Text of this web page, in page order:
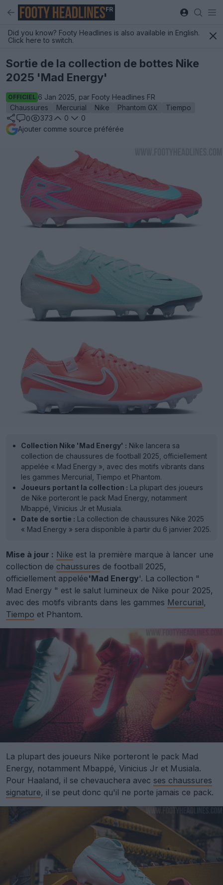
FR
Did you know? Footy Headlines is also available in English.
Click here to switch.
Sortie de la collection de bottes Nike
2025 'Mad Energy'
OFFICIEL 6 Jan 2025, par Footy Headlines FR
Chaussures
Mercurial Nike Phantom GX
Tiempo
0
373 0
0
Ajouter comme source préférée
Collection Nike 'Mad Energy' : Nike lancera sa
collection de chaussures de football 2025, officiellement
appelée « Mad Energy », avec des motifs vibrants dans
les gammes Mercurial, Tiempo et Phantom.
Joueurs portant la collection : La plupart des joueurs
de Nike porteront le pack Mad Energy, notamment
Mbappé, Vinicius Jr et Musiala.
Date de sortie : La collection de chaussures Nike 2025
« Mad Energy » sera disponible à partir du 6 janvier 2025.
Mise à jour : Nike est la première marque à lancer une
collection de chaussures de football 2025,
officiellement appelée'Mad Energy'. La collection "
Mad Energy " est le salut lumineux de Nike pour 2025,
avec des motifs vibrants dans les gammes Mercurial,
Tiempo et Phantom.
La plupart des joueurs Nike porteront le pack Mad
Energy, notamment Mbappé, Vinicius Jr et Musiala.
Pour Haaland, il se chevauchera avec ses chaussures
signature, il se peut donc qu'il ne porte jamais ce pack.